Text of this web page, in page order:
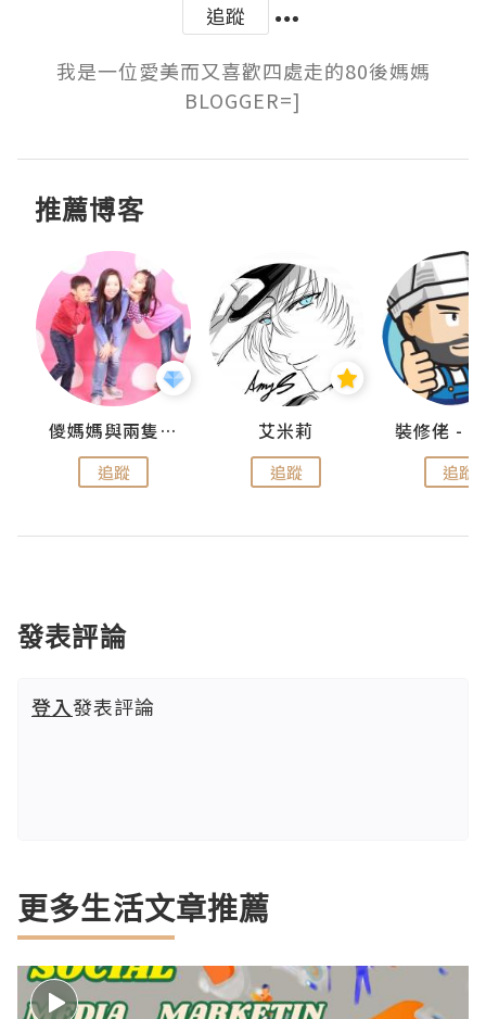
追蹤
我是一位愛美而又喜歡四處走的80後媽媽
BLOGGER=]
推薦博客
儍媽媽與兩隻小魔怪之家
追蹤
艾米莉
追蹤 追蹤
發表評論
登入發表評論
更多生活文章推薦